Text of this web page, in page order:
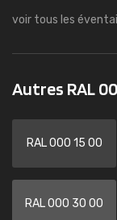
voir tous les
Autres RAL
RAL 000 15 00
RAL 000 30 00